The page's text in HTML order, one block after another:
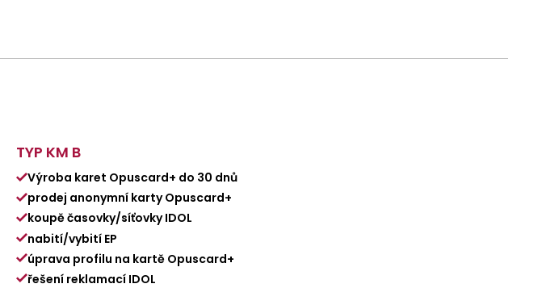
TYP KM B
Výroba karet Opuscard+ do 30 dnů
prodej anonymní karty Opuscard+
koupě časovky/síťovky IDOL
nabití/vybití EP
úprava profilu na kartě Opuscard+
řešení reklamací IDOL